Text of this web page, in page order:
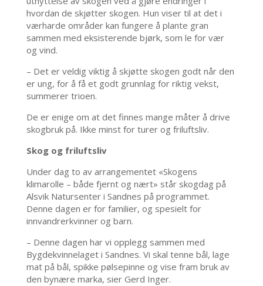
hvordan de skjøtter skogen. Hun viser til at det i
værharde områder kan fungere å plante gran
sammen med eksisterende bjørk, som le for vær
og vind.
– Det er veldig viktig å skjøtte skogen godt når den
er ung, for å få et godt grunnlag for riktig vekst,
summerer trioen.
De er enige om at det finnes mange måter å drive
skogbruk på. Ikke minst for turer og friluftsliv.
Skog og friluftsliv
Under dag to av arrangementet «Skogens
klimarolle – både fjernt og nært» står skogdag på
Alsvik Natursenter i Sandnes på programmet.
Denne dagen er for familier, og spesielt for
innvandrerkvinner og barn.
– Denne dagen har vi opplegg sammen med
Bygdekvinnelaget i Sandnes. Vi skal tenne bål, lage
mat på bål, spikke pølsepinne og vise fram bruk av
den bynære marka, sier Gerd Inger.